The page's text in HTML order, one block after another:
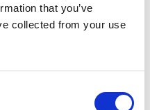
that you’ve
collected from your use
nr. 57 Löfhem
1775. Det består av
möbler och